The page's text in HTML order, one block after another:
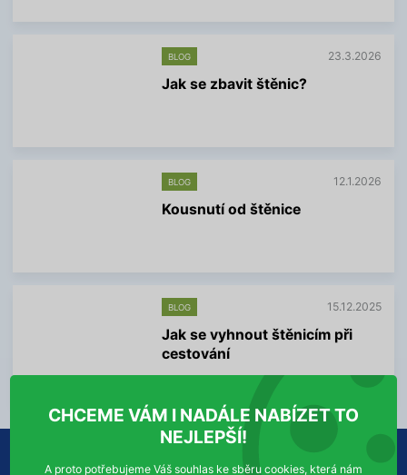
íe
i
f
í
BLOG 23.3.2026
Jak se zbavit štěnic?
i
n
o
BLOG 12.1.2026
Kousnutí od štěnice
i
n
o
r
í
BLOG 15.12.2025
Jak se vyhnout štěnicím při
cestování
c
e
i
f
O NÁS INFORMACE PRO VÁS
CHCEME VÁM I NADÁLE NABÍZET TO
NEJLEPŠÍ!
A proto potřebujeme Váš souhlas ke sběru cookies, která nám